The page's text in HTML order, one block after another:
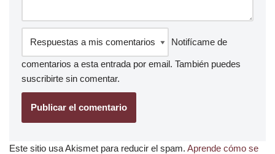
Notifícame de
comentarios a esta entrada por email. También puedes
suscribirte sin comentar.
Este sitio usa Akismet para reducir el spam. Aprende cómo se